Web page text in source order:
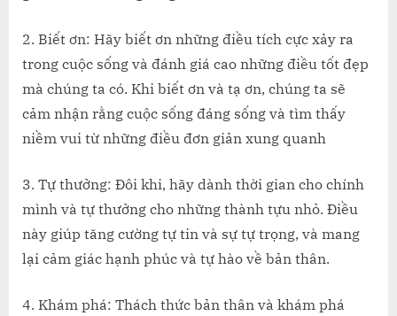
2. Biết ơn: Hãy biết ơn những điều tích cực xảy ra
trong cuộc sống và đánh giá cao những điều tốt đẹp
mà chúng ta có. Khi biết ơn và tạ ơn, chúng ta sẽ
cảm nhận rằng cuộc sống đáng sống và tìm thấy
niềm vui từ những điều đơn giản xung quanh
3. Tự thưởng: Đôi khi, hãy dành thời gian cho chính
mình và tự thưởng cho những thành tựu nhỏ. Điều
này giúp tăng cường tự tin và sự tự trọng, và mang
lại cảm giác hạnh phúc và tự hào về bản thân.
4. Khám phá: Thách thức bản thân và khám phá